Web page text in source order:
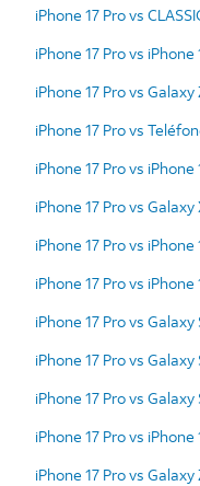
iPhone 17 Pro vs
iPhone 17 Pro vs iPhone
iPhone 17 Pro vs Galaxy
iPhone 17 Pro vs
iPhone 17 Pro vs iPhone
iPhone 17 Pro vs Galaxy
iPhone 17 Pro vs iPhone
iPhone 17 Pro vs iPhone
iPhone 17 Pro vs Galaxy
iPhone 17 Pro vs Galaxy
iPhone 17 Pro vs Galaxy
iPhone 17 Pro vs iPhone
iPhone 17 Pro vs Galaxy